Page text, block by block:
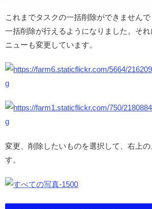
これまでタスクの一括削除ができません
一括削除が行えるようになりました。そ
ニューも変更しています。
変更、削除したいものを選択して、右上
す。